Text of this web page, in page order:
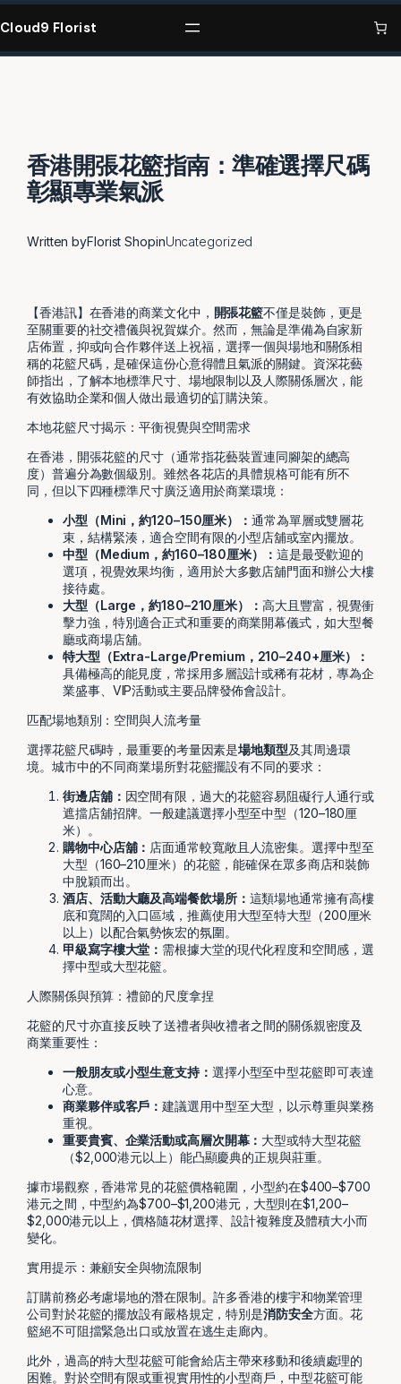
Skip
to
Cloud9 Florist
香港開張花籃指南：準確選擇尺碼
彰顯專業氣派
Written byFlorist ShopinUncategorized
【香港訊】在香港的商業文化中， 開張花籃不僅是裝飾，更是
至關重要的社交禮儀與祝賀媒介。然而，無論是準備為自家新
店佈置，抑或向合作夥伴送上祝福，選擇一個與場地和關係相
稱的花籃尺碼，是確保這份心意得體且氣派的關鍵。資深花藝
師指出，了解本地標準尺寸、場地限制以及人際關係層次，能
有效協助企業和個人做出最適切的訂購決策。
本地花籃尺寸揭示：平衡視覺與空間需求
在香港，開張花籃的尺寸（通常指花藝裝置連同腳架的總高
度）普遍分為數個級別。雖然各花店的具體規格可能有所不
同，但以下四種標準尺寸廣泛適用於商業環境：
小型（Mini，約120–150厘米）： 通常為單層或雙層花
束，結構緊湊，適合空間有限的小型店舖或室內擺放。
中型（Medium，約160–180厘米）： 這是最受歡迎的
選項，視覺效果均衡，適用於大多數店舖門面和辦公大樓
接待處。
大型（Large，約180–210厘米）： 高大且豐富，視覺衝
擊力強，特別適合正式和重要的商業開幕儀式，如大型餐
廳或商場店舖。
特大型（Extra-Large/Premium，210–240+厘米）：
具備極高的能見度，常採用多層設計或稀有花材，專為企
業盛事、VIP活動或主要品牌發佈會設計。
匹配場地類別：空間與人流考量
選擇花籃尺碼時，最重要的考量因素是場地類型及其周邊環
境。城市中的不同商業場所對花籃擺設有不同的要求：
街邊店舖： 因空間有限，過大的花籃容易阻礙行人通行或
遮擋店舖招牌。一般建議選擇小型至中型（120–180厘
米）。
購物中心店舖： 店面通常較寬敞且人流密集。選擇中型至
大型（160–210厘米）的花籃，能確保在眾多商店和裝飾
中脫穎而出。
酒店、活動大廳及高端餐飲場所： 這類場地通常擁有高樓
底和寬闊的入口區域，推薦使用大型至特大型（200厘米
以上）以配合氣勢恢宏的氛圍。
甲級寫字樓大堂： 需根據大堂的現代化程度和空間感，選
擇中型或大型花籃。
人際關係與預算：禮節的尺度拿捏
花籃的尺寸亦直接反映了送禮者與收禮者之間的關係親密度及
商業重要性：
一般朋友或小型生意支持： 選擇小型至中型花籃即可表達
心意。
商業夥伴或客戶：建議選用中型至大型，以示尊重與業務
重視。
重要貴賓、企業活動或高層次開幕： 大型或特大型花籃
（$2,000港元以上）能凸顯慶典的正規與莊重。
據市場觀察，香港常見的花籃價格範圍，小型約在$400–$700
港元之間，中型約為$700–$1,200港元，大型則在$1,200–
$2,000港元以上，價格隨花材選擇、設計複雜度及體積大小而
變化。
實用提示：兼顧安全與物流限制
訂購前務必考慮場地的潛在限制。許多香港的樓宇和物業管理
公司對於花籃的擺放設有嚴格規定，特別是消防安全方面。花
籃絕不可阻擋緊急出口或放置在逃生走廊內。
此外，過高的特大型花籃可能會給店主帶來移動和後續處理的
困難。對於空間有限或重視實用性的小型商戶，中型花籃可能